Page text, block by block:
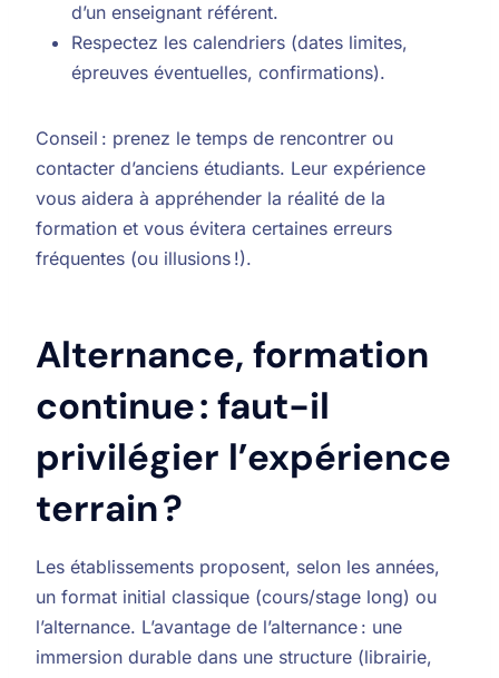
d’un enseignant référent.
Respectez les calendriers (dates limites,
épreuves éventuelles, confirmations).
Conseil : prenez le temps de rencontrer ou
contacter d’anciens étudiants. Leur expérience
vous aidera à appréhender la réalité de la
formation et vous évitera certaines erreurs
fréquentes (ou illusions !).
Alternance, formation
continue : faut-il
privilégier l’expérience
terrain ?
Les établissements proposent, selon les années,
un format initial classique (cours/stage long) ou
l’alternance. L’avantage de l’alternance : une
immersion durable dans une structure (librairie,